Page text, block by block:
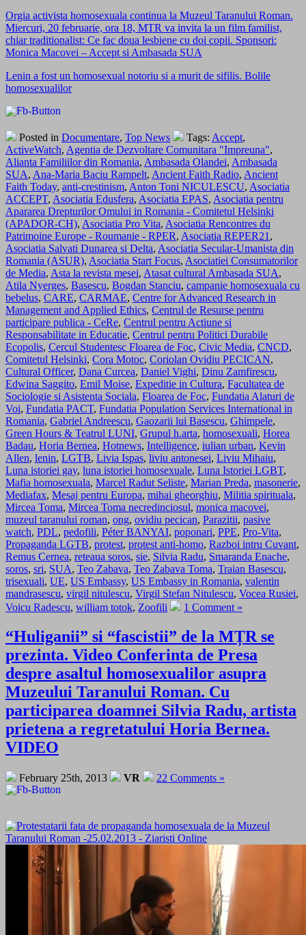
Orgia activista homosexuala continua la Muzeul Taranului Roman.
Miercuri, 20 februarie, ora 18, MTR va invita la un film familist,
chiar traditionalist: Ce fac doua lesbiene cu doi copii. Sponsori:
Monica Macovei – Accept si Ambasada SUA
Lenin a fost un homosexual notoriu si a murit de sifilis. Bolile
homosexualilor
Posted in Documentare, Top News Tags: Accept,
ActiveWatch, Agentia de Dezvoltare Comunitara "Impreuna",
Alianta Familiilor din Romania, Ambasada Olandei, Ambasada
SUA, Ana-Maria Baciu Rampelt, Ancient Faith Radio, Ancient
Faith Today, anti-crestinism, Anton Toni NICULESCU, Asociatia
ACCEPT, Asociatia Edusfera, Asociatia EPAS, Asociatia pentru
Apararea Drepturilor Omului in Romania - Comitetul Helsinki
(APADOR-CH), Asociatia Pro Vita, Asociatia Rencontres du
Patrimoine Europe - Roumanie - RPER, Asociatia REPER21 ,
Asociatia Salvati Dunarea si Delta, Asociatia Secular-Umanista din
Romania (ASUR), Asociatia Start Focus, Asociatiei Consumatorilor
de Media, Asta la revista mesei, Atasat cultural Ambasada SUA,
Atila Nyerges, Basescu, Bogdan Stanciu, campanie homosexuala cu
bebelus, CARE, CARMAE, Centre for Advanced Research in
Management and Applied Ethics, Centrul de Resurse pentru
participare publica - CeRe, Centrul pentru Actiune si
Responsabilitate in Educatie, Centrul pentru Politici Durabile
Ecopolis, Cercul Studentesc Floarea de Foc, Civic Media, CNCD,
Comitetul Helsinki, Cora Motoc, Coriolan Ovidiu PECICAN,
Cultural Officer, Dana Curcea, Daniel Vighi, Dinu Zamfirescu,
Edwina Saggito, Emil Moise, Expeditie in Cultura, Facultatea de
Sociologie si Asistenta Sociala, Floarea de Foc, Fundatia Alaturi de
Voi, Fundatia PACT, Fundatia Population Services International in
Romania, Gabriel Andreescu, Gaozarii lui Basescu, Ghimpele,
Green Hours & Teatrul LUNI, Grupul h.arta, homosexuali, Horea
Badau, Horia Bernea, Hotnews, Intelligence, iulian urban, Kevin
Allen, lenin, LGTB, Livia Ispas, liviu antonesei, Liviu Mihaiu,
Luna istoriei gay, luna istoriei homosexuale, Luna Istoriei LGBT,
Mafia homosexuala, Marcel Radut Seliste, Marian Preda, masonerie,
Mediafax, Mesaj pentru Europa, mihai gheorghiu, Militia spirituala,
Mircea Toma, Mircea Toma necredinciosul, monica macovei,
muzeul taranului roman, ong, ovidiu pecican, Parazitii, pasive
watch, PDL, pedofili, Péter BANYAI, poponari, PPE, Pro-Vita,
Propaganda LGTB, protest, protest anti-homo, Razboi intru Cuvant,
Remus Cernea, reteaua soros, sie, Silvia Radu, Smaranda Enache,
soros, sri, SUA, Teo Zabava, Teo Zabava Toma, Traian Basescu,
trisexuali, UE, US Embassy, US Embassy in Romania, valentin
mandrasescu, virgil nitulescu, Virgil Stefan Nitulescu, Vocea Rusiei,
Voicu Radescu, william totok, Zoofili 1 Comment »
“Huliganii” si “fascistii” de la MȚR se
prezinta. Video Conferinta de Presa
despre asaltul homosexualilor asupra
Muzeului Taranului Roman. Cu
participarea doamnei Silvia Radu, artista
prietena a regretatului Horia Bernea.
VIDEO
February 25th, 2013 VR 22 Comments »